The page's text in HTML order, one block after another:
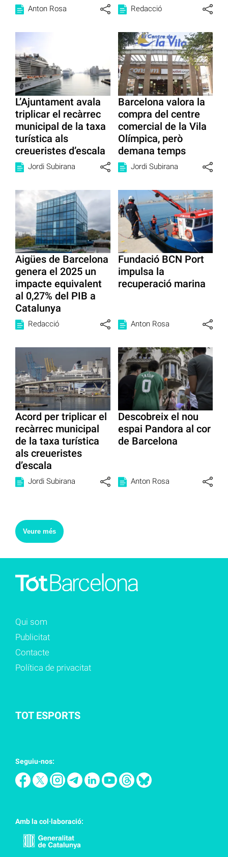
Anton Rosa Redacció
L’Ajuntament avala
triplicar el recàrrec
municipal de la taxa
turística als
creueristes d’escala
Jordi Subirana
Barcelona valora la
compra del centre
comercial de la Vila
Olímpica, però
demana temps
Jordi Subirana
Aigües de Barcelona
genera el 2025 un
impacte equivalent
al 0,27% del PIB a
Catalunya
Redacció
Fundació BCN Port
impulsa la
recuperació marina
Anton Rosa
Acord per triplicar el
recàrrec municipal
de la taxa turística
als creueristes
d’escala
Jordi Subirana
Descobreix el nou
espai Pandora al cor
de Barcelona
Anton Rosa
Veure més
Qui som
Publicitat
Contacte
Política de privacitat
TOT ESPORTS
Seguiu-nos:
Amb la col·laboració: